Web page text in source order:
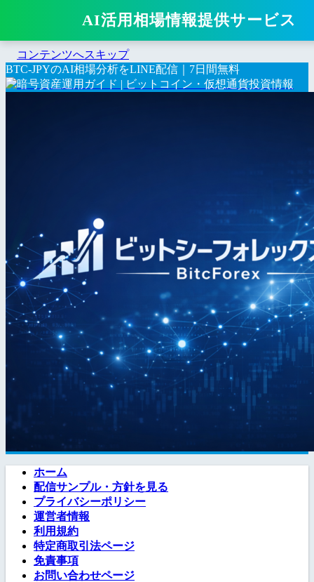
AI活用相場情報提供サービス
コンテンツへスキップ
BTC-JPYのAI相場分析をLINE配信｜7日間無料
ホーム
配信サンプル・方針を見る
プライバシーポリシー
運営者情報
利用規約
特定商取引法ページ
免責事項
お問い合わせページ